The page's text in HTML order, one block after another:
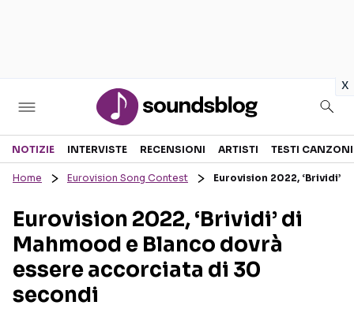
x
Sezioni
RECENSIONI MUSICALI
INTERVISTE
GOSSIP E CURIOSITÀ
TESTI CANZONI
TOUR ED EVENTI
TALENT SHOW
NOTIZIE INTERVISTE RECENSIONI ARTISTI TESTI CANZONI
Home Eurovision Song Contest Eurovision 2022, ‘Brividi’
Eurovision 2022, ‘Brividi’ di
Mahmood e Blanco dovrà
essere accorciata di 30
secondi